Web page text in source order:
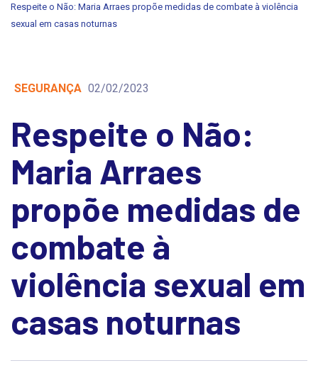
Respeite o Não: Maria Arraes propõe medidas de combate à violência
sexual em casas noturnas
SEGURANÇA 02/02/2023
Respeite o Não:
Maria Arraes
propõe medidas de
combate à
violência sexual em
casas noturnas